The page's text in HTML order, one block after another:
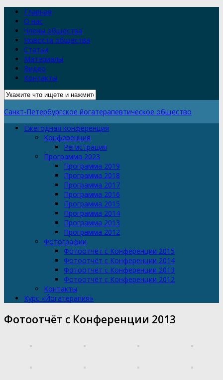
Главная
О нас
Члены общества
Новости общества
Статьи
Материалы
Видео
Контакты
Санкт-Петербургское йогатерапевтическое общество
Ежегодная конференция
Конференция
Регистрация
Программа 2023
Программа 2019
Программа 2018
Программа 2017
Программа 2016
Программа 2015
Программа 2014
Программа 2013
Программа 2012
Фотографии
Фотоотчёт с Конференции 2015
Фотоотчёт с Конференции 2014
Фотоотчёт с Конференции 2013
Фотоотчёт с Конференции 2012
Контакты
Курс «Йогатерапия»
Фотоотчёт с Конференции 2013